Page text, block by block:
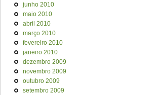
junho 2010
maio 2010
abril 2010
março 2010
fevereiro 2010
janeiro 2010
dezembro 2009
novembro 2009
outubro 2009
setembro 2009